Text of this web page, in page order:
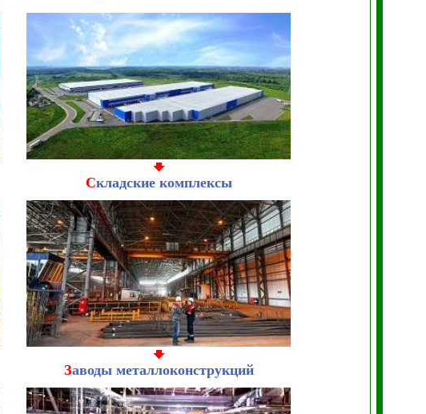
Складские комплексы
Заводы металлоконструкций